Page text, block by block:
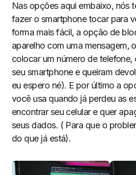
Nas opções aqui embaixo, nós
fazer o smartphone tocar para
forma mais fácil, a opção de
aparelho com uma mensagem,
colocar um número de telefone,
seu smartphone e queiram
eu espero né). E por último a
você usa quando já perdeu as
encontrar seu celular e quer
seus dados. ( Para que o
do que já está).